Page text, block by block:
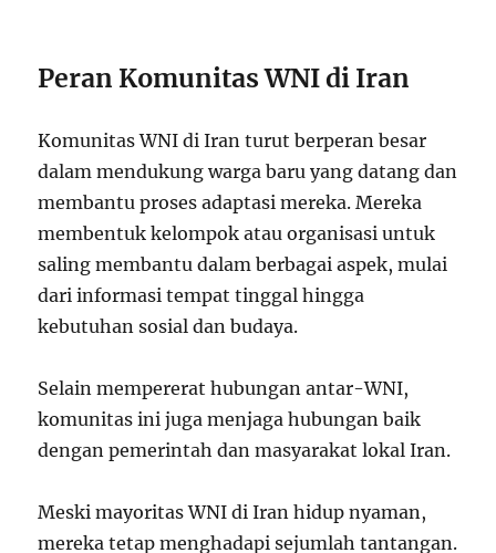
Peran Komunitas WNI di Iran
Komunitas WNI di Iran turut berperan besar
dalam mendukung warga baru yang datang dan
membantu proses adaptasi mereka. Mereka
membentuk kelompok atau organisasi untuk
saling membantu dalam berbagai aspek, mulai
dari informasi tempat tinggal hingga
kebutuhan sosial dan budaya.
Selain mempererat hubungan antar-WNI,
komunitas ini juga menjaga hubungan baik
dengan pemerintah dan masyarakat lokal Iran.
Meski mayoritas WNI di Iran hidup nyaman,
mereka tetap menghadapi sejumlah tantangan.